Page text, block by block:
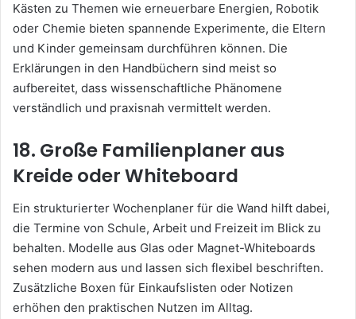
Kästen zu Themen wie erneuerbare Energien, Robotik
oder Chemie bieten spannende Experimente, die Eltern
und Kinder gemeinsam durchführen können. Die
Erklärungen in den Handbüchern sind meist so
aufbereitet, dass wissenschaftliche Phänomene
verständlich und praxisnah vermittelt werden.
18. Große Familienplaner aus
Kreide oder Whiteboard
Ein strukturierter Wochenplaner für die Wand hilft dabei,
die Termine von Schule, Arbeit und Freizeit im Blick zu
behalten. Modelle aus Glas oder Magnet-Whiteboards
sehen modern aus und lassen sich flexibel beschriften.
Zusätzliche Boxen für Einkaufslisten oder Notizen
erhöhen den praktischen Nutzen im Alltag.